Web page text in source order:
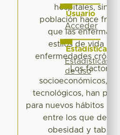
hospitales, sino
población hace
que las enferman.
estilos de vida
enfermedades
Los
socioeconómicos,
tecnológicos, han
para nuevos hábitos de
entre los que
obesidad y
Usuario
Acceder
Estadísticas
Estadísticas
de uso